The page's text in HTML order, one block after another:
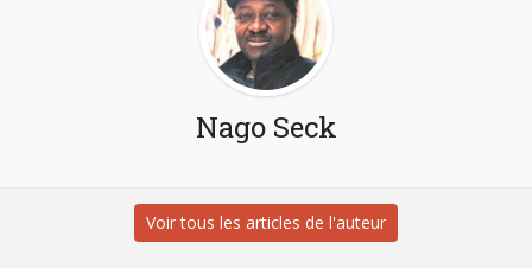
Nago Seck
Voir tous les articles de l'auteur